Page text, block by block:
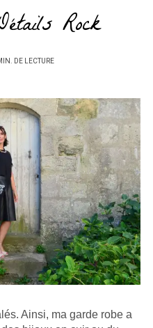
Rock
DE LECTURE
Ainsi, ma garde robe a